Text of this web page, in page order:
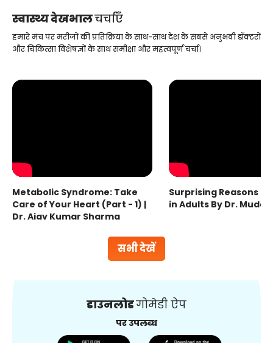
स्वास्थ्य देखभालचर्चाएँ
सभी देखें
हमारे मंच पर मरीजों की प्रतिक्रिया के साथ-साथ देश के सबसे अनुभवी डॉक्टरों
और चिकित्सा विशेषज्ञों के साथ समीक्षा और महत्वपूर्ण चर्चा।
Metabolic Syndrome: Take
Care of Your Heart (Part - 1) |
Dr. Ajay Kumar Sharma
Surprising Reasons
in Adults By Dr.
डाउनलोडगोमेडी ऐप
पर उपलब्ध